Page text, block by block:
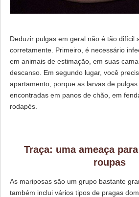
Deduzir pulgas em geral não é tão difícil
corretamente. Primeiro, é necessário
em animais de estimação, em suas
descanso. Em segundo lugar, você
apartamento, porque as larvas de
encontradas em panos de chão, em
rodapés.
Traça: uma ameaça
roupas
As mariposas são um grupo bastante
também inclui vários tipos de pragas